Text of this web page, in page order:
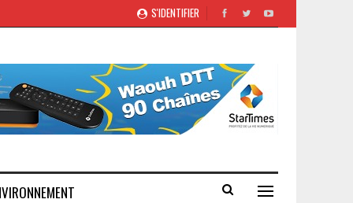
S'IDENTIFIER